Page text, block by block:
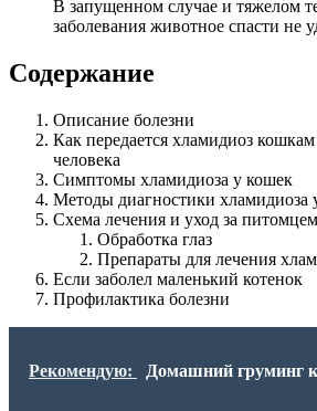
В запущенном случае и тяжелом
заболевания животное спасти не
Содержание
Описание болезни
Как передается хламидиоз
человека
Симптомы хламидиоза у кошек
Методы диагностики хламидиоза
Схема лечения и уход за
Обработка глаз
Препараты для лечения
Если заболел маленький котенок
Профилактика болезни
Рекомендую: Домашний груминг